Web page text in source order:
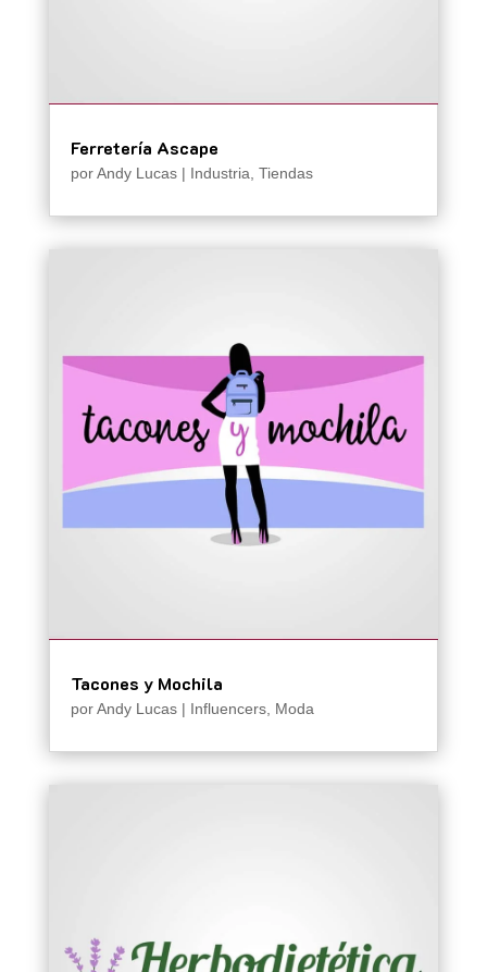
Ferretería Ascape
porAndy Lucas| Industria Tiendas
Tacones y Mochila
porAndy Lucas| Influencers, Moda